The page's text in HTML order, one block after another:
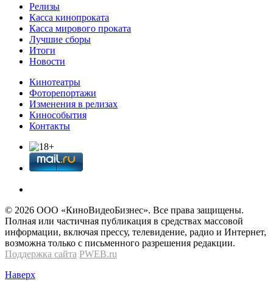
Релизы
Касса кинопроката
Касса мирового проката
Лучшие сборы
Итоги
Новости
Кинотеатры
Фоторепортажи
Изменения в релизах
Кинособытия
Контакты
© 2026 OOО «КиноВидеоБизнес». Все права защищены.
Полная или частичная публикация в средствах массовой
информации, включая прессу, телевидение, радио и Интернет,
возможна только с письменного разрешения редакции.
Поддержка сайта PWEB.ru
Наверх